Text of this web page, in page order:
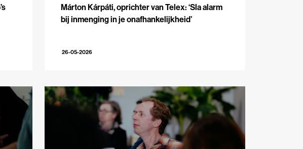
Márton Kárpáti, oprichter van Telex: ‘Sla alarm
bij inmenging in je onafhankelijkheid’
26-05-2026